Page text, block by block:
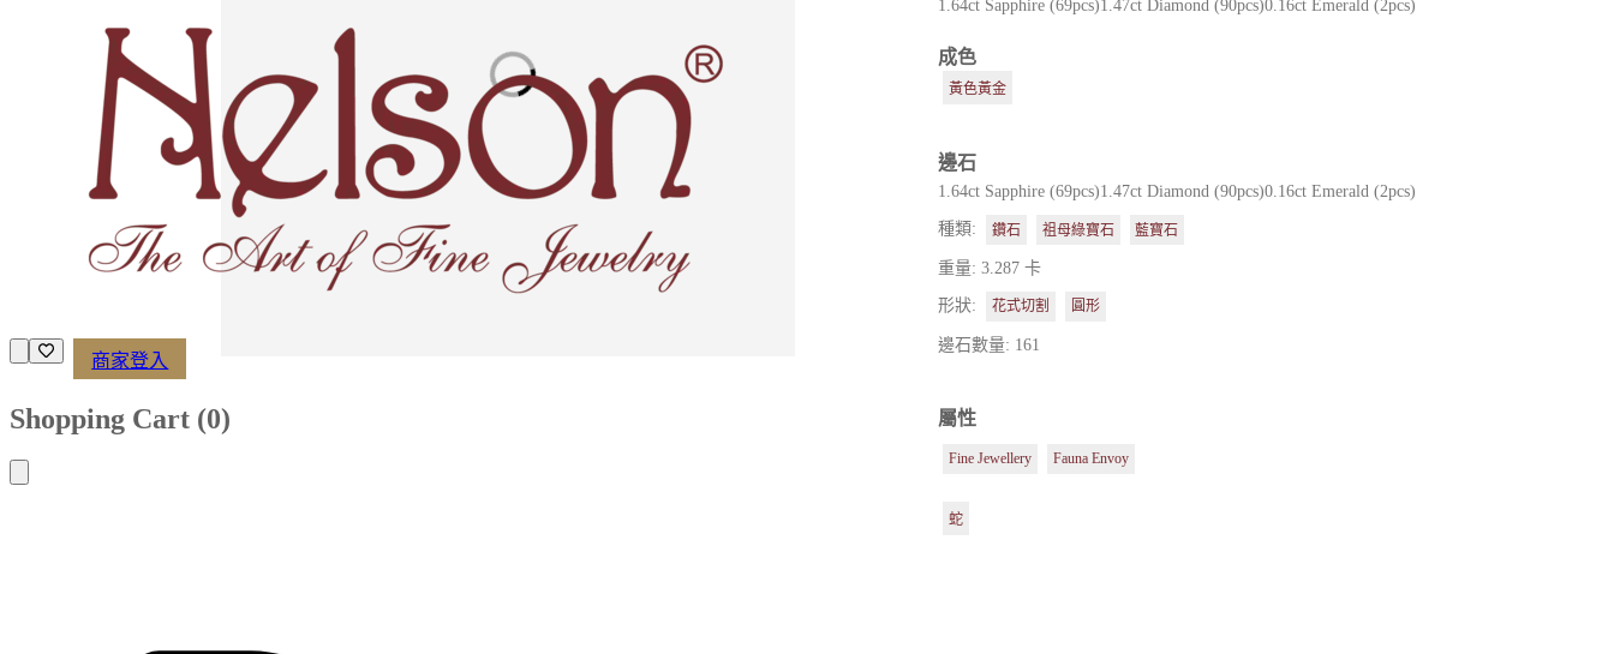
商家登入
Shopping Cart (0)
Loading images
1.64ct Sapphire (69pcs)1.47ct Diamond (90pcs)0.16ct Emerald (2pcs)
成色
黃色黃金
邊石
1.64ct Sapphire (69pcs)1.47ct Diamond (90pcs)0.16ct Emerald (2pcs)
種類: 鑽石 祖母綠寶石 藍寶石
重量: 3.287 卡
形狀: 花式切割 圓形
邊石數量: 161
屬性
Fine Jewellery Fauna Envoy
蛇